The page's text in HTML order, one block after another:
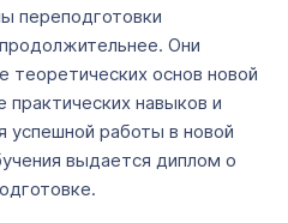
переподготовки
Они
теоретических основ новой
навыков и
работы в новой
выдается диплом о